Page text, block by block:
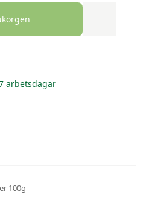
arbetsdagar
100g